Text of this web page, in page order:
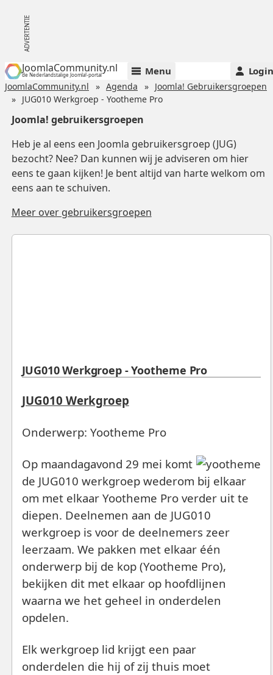
JoomlaCommunity.nl
de Nederlandstalige Joomla!-portal Menu Login
JoomlaCommunity.nl Agenda
Joomla! Gebruikersgroepen
JUG010 Werkgroep - Yootheme Pro
Joomla! gebruikersgroepen
Heb je al eens een Joomla gebruikersgroep (JUG)
bezocht? Nee? Dan kunnen wij je adviseren om hier
eens te gaan kijken! Je bent altijd van harte welkom om
eens aan te schuiven.
Meer over gebruikersgroepen
JUG010 Werkgroep - Yootheme Pro
JUG010 Werkgroep
Onderwerp: Yootheme Pro
Op maandagavond 29 mei komt
de JUG010 werkgroep wederom bij elkaar
om met elkaar Yootheme Pro verder uit te
diepen. Deelnemen aan de JUG010
werkgroep is voor de deelnemers zeer
leerzaam. We pakken met elkaar één
onderwerp bij de kop (Yootheme Pro),
bekijken dit met elkaar op hoofdlijnen
waarna we het geheel in onderdelen
opdelen.
Elk werkgroep lid krijgt een paar
onderdelen die hij of zij thuis moet